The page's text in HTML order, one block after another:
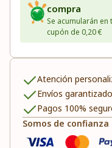
compra
Se acumularán
cupón de 0,20 €
Atención
Envíos
Pagos 100%
Somos de confianza